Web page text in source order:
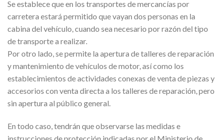
Se establece que en los transportes de mercancías por
carretera estará permitido que vayan dos personas en la
cabina del vehículo, cuando sea necesario por razón del tipo
de transporte a realizar.
Por otro lado, se permite la apertura de talleres de reparación
y mantenimiento de vehículos de motor, así como los
establecimientos de actividades conexas de venta de piezas y
accesorios con venta directa a los talleres de reparación, pero
sin apertura al público general.
En todo caso, tendrán que observarse las medidas e